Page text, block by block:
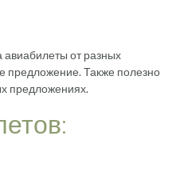
авиабилеты от разных
предложение. Также полезно
предложениях.